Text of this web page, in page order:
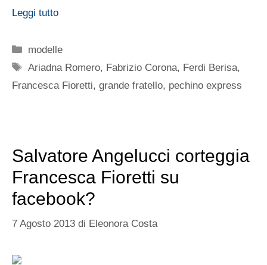
Leggi tutto
Categorie
modelle
Tag
Ariadna Romero, Fabrizio Corona, Ferdi Berisa,
Francesca Fioretti, grande fratello, pechino express
Salvatore Angelucci corteggia
Francesca Fioretti su
facebook?
7 Agosto 2013 di Eleonora Costa